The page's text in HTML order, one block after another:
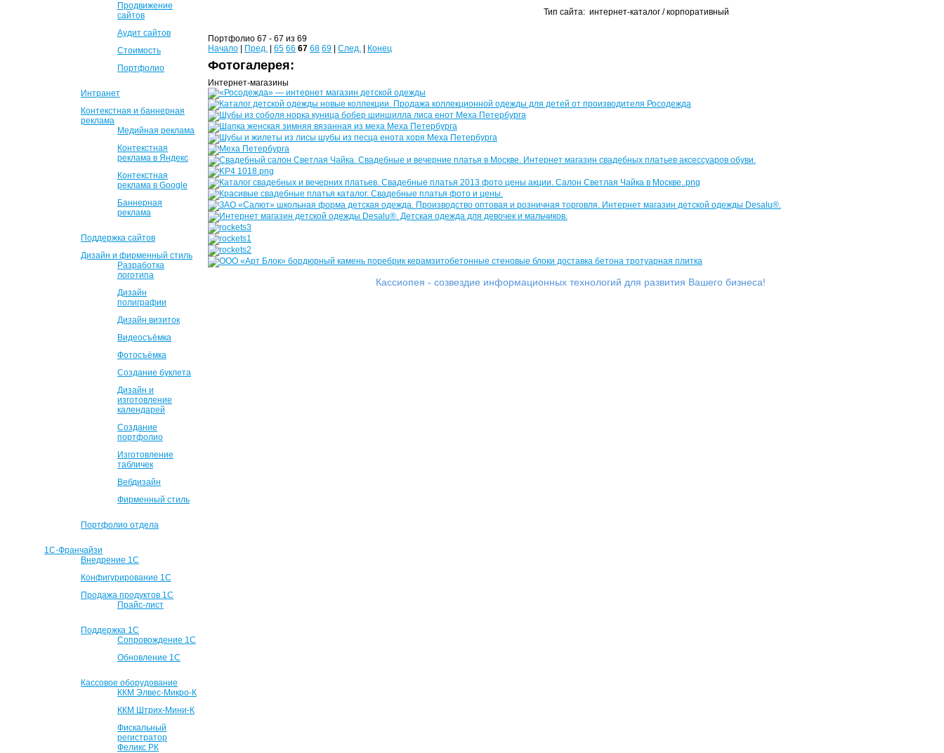
Продвижение
сайтов
Аудит сайтов
Стоимость
Портфолио
Интранет
Контекстная и баннерная
реклама
Медийная реклама
Контекстная
реклама в Яндекс
Контекстная
реклама в Google
Баннерная
реклама
Поддержка сайтов
Дизайн и фирменный стиль
Разработка
логотипа
Дизайн
полиграфии
Дизайн визиток
Видеосъёмка
Фотосъёмка
Создание буклета
Дизайн и
изготовление
календарей
Создание
портфолио
Изготовление
табличек
Вебдизайн
Фирменный стиль
Портфолио отдела
1С-Франчайзи
Внедрение 1С
Конфигурирование 1С
Продажа продуктов 1С
Прайс-лист
Поддержка 1С
Сопровождение 1С
Обновление 1С
Кассовое оборудование
ККМ Элвес-Микро-К
ККМ Штрих-Мини-К
Фискальный
регистратор
Феликс РК
Тип сайта: интернет-каталог / корпоративный
Портфолио 67 - 67 из 69
Начало
Пред. 65 66 67 68 69 След. Конец
Фотогалерея:
Интернет-магазины
Кассиопея - созвездие информационных технологий для развития Вашего бизнеса!